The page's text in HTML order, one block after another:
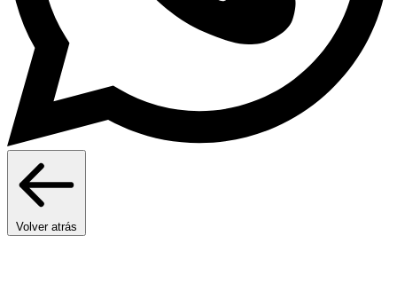
Volver atrás